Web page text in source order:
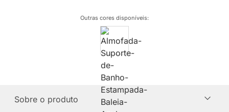
Outras cores disponíveis:
Sobre o produto